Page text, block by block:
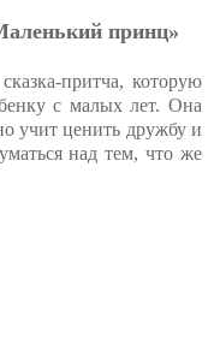
принц»
притча, которую
с малых лет. Она
учит ценить дружбу и
над тем, что же